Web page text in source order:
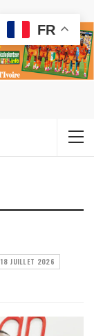
18 JUILLET 2026
FR